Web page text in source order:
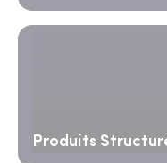
Produits